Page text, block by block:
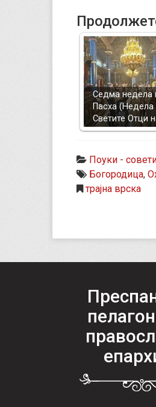
Седма недела
Пасха (Недела
Светите Отци
Поуки -
Богородица,
трајна врска